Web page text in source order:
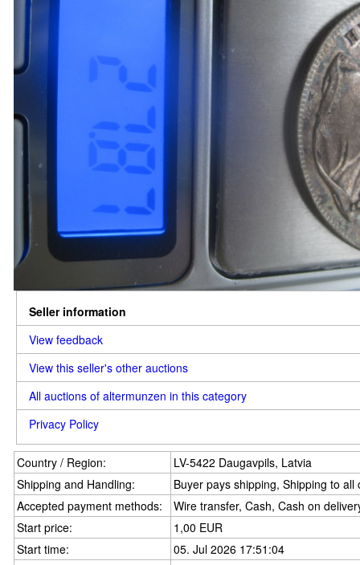
Seller information
View feedback
View this seller's other auctions
All auctions of altermunzen in this category
Privacy Policy
Country / Region:
LV-5422 Daugavpils, Latvia
Shipping and Handling:
Buyer pays shipping, Shipping to
Accepted payment methods:
Wire transfer, Cash, Cash on
Start price:
1,00 EUR
Start time:
05. Jul 2026 17:51:04